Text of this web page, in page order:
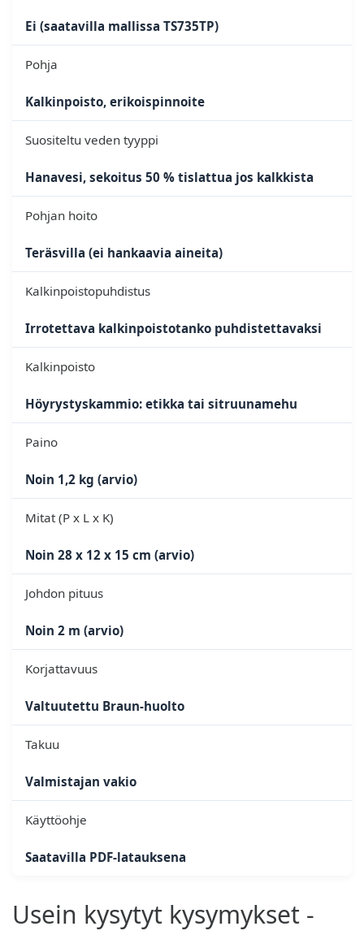
Ei (saatavilla mallissa TS735TP)
Pohja
Kalkinpoisto, erikoispinnoite
Suositeltu veden tyyppi
Hanavesi, sekoitus 50 % tislattua jos kalkkista
Pohjan hoito
Teräsvilla (ei hankaavia aineita)
Kalkinpoistopuhdistus
Irrotettava kalkinpoistotanko puhdistettavaksi
Kalkinpoisto
Höyrystyskammio: etikka tai sitruunamehu
Paino
Noin 1,2 kg (arvio)
Mitat (P x L x K)
Noin 28 x 12 x 15 cm (arvio)
Johdon pituus
Noin 2 m (arvio)
Korjattavuus
Valtuutettu Braun-huolto
Takuu
Valmistajan vakio
Käyttöohje
Saatavilla PDF-latauksena
Usein kysytyt kysymykset -